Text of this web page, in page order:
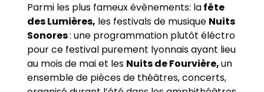
Parmi les plus fameux évènements: lafête
des Lumières, les festivals de musique Nuits
Sonores: une programmation plutôt éléctro
pour ce festival purement lyonnais ayant lieu
au mois de mai et les Nuits de Fourvière,un
ensemble de pièces de théâtres, concerts,